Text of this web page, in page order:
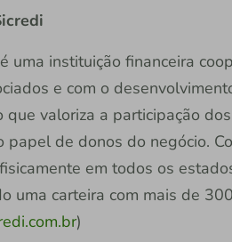
uma instituição financeira
e com o
que valoriza a participação
papel de donos do negócio.
em todos os
uma carteira com mais de
)